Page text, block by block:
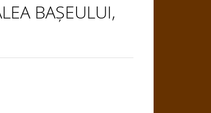
BAȘEULUI,